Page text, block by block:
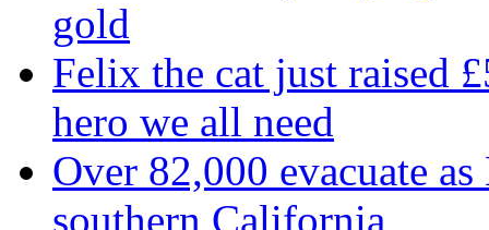
gold
Felix the cat just raised
hero we all need
Over 82,000 evacuate
southern California